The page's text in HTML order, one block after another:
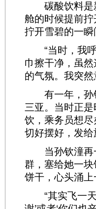
碳酸饮料是新
舱的时候提前
拧开雪碧的一
“当时，我呼
巾擦干净，虽
的气氛。我突
有一年，孙
三亚。当时正
饮，乘务员想
切好摆好，发
当孙钦潼再一
群，塞给她一
饼干，心头涌
“其实飞一天